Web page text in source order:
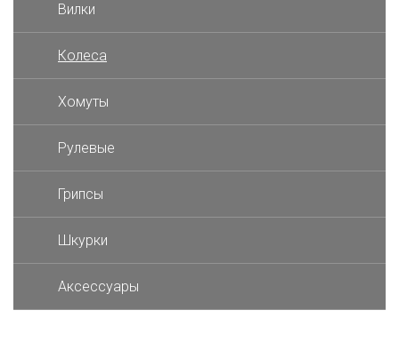
Вилки
Колеса
Хомуты
Рулевые
Грипсы
Шкурки
Аксессуары